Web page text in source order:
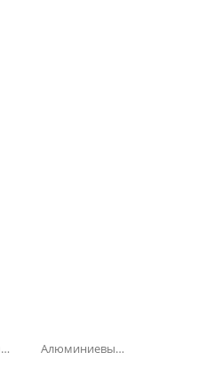
Отделочные профили
Алюминиевые пороги